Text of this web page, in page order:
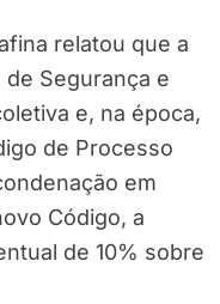
relatou que a
Segurança e
e, na época,
de Processo
em
Código, a
de 10% sobre